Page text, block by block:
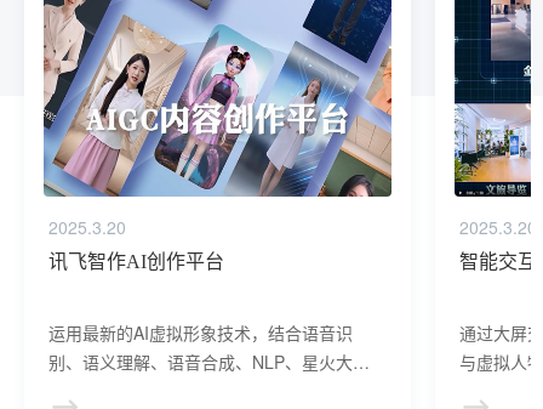
2025.3.20
讯飞智作AI创作平台
运用最新的AI虚拟形象技术，结合语音识
别、语义理解、语音合成、NLP、星火大模
2025.3.20
智能交互
通过大屏
与虚拟人